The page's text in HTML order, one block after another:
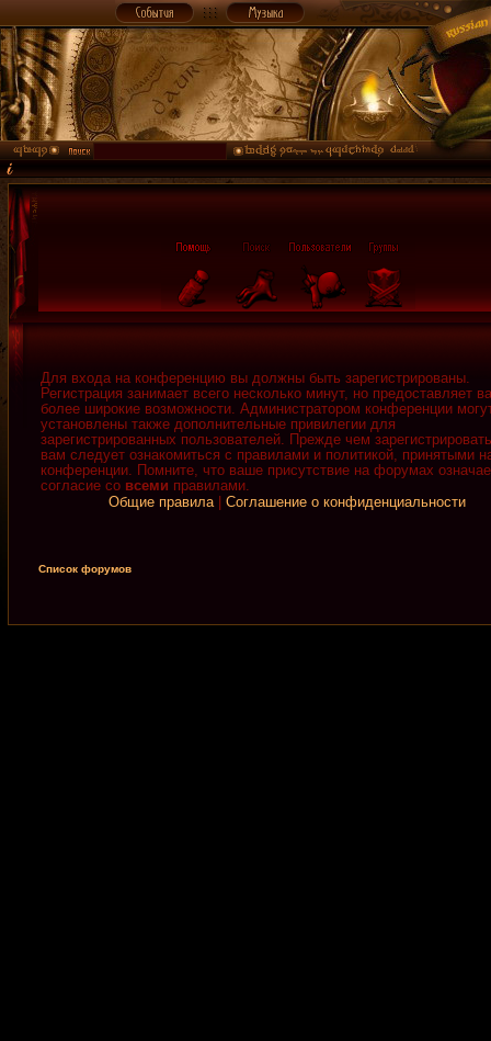
Для входа на конференцию вы должны быть зарегистрированы.
Регистрация занимает всего несколько минут, но предоставляет
более широкие возможности. Администратором конференции
установлены также дополнительные привилегии для
зарегистрированных пользователей. Прежде чем
вам следует ознакомиться с правилами и политикой, принятыми
конференции. Помните, что ваше присутствие на форумах
согласие со всеми правилами.
Общие правила| Соглашение о конфиденциальности
Список форумов